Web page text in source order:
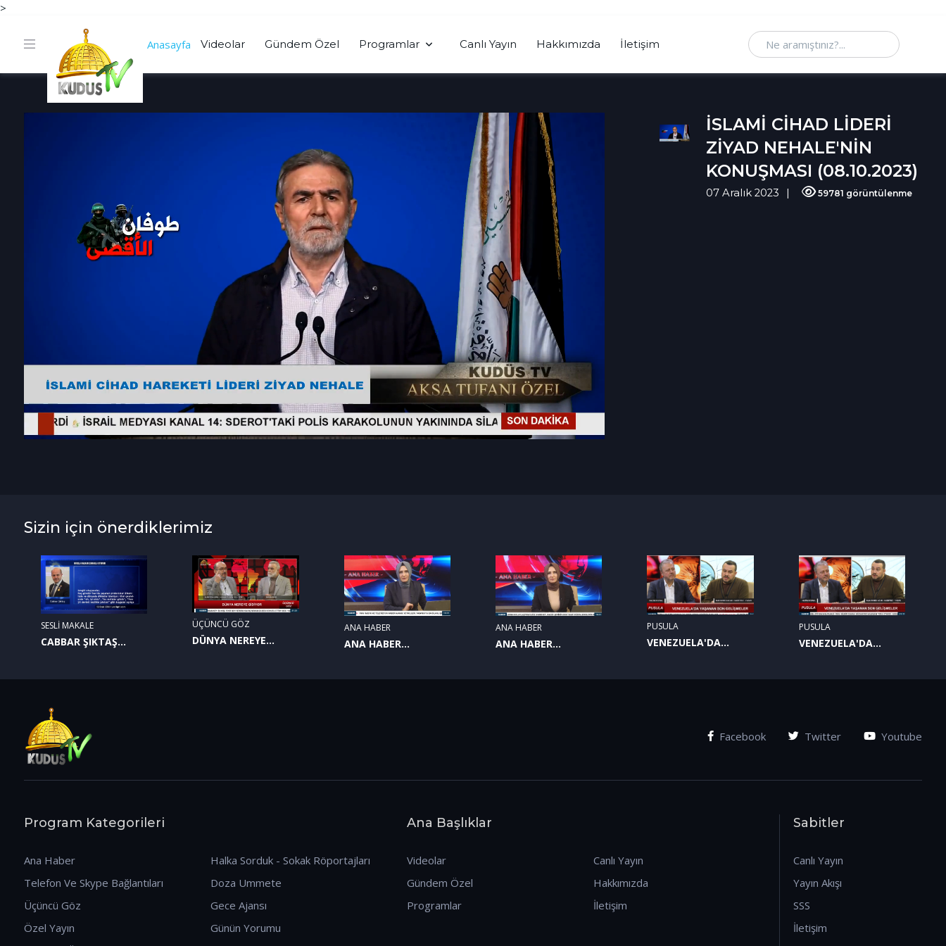
>
Anasayfa Videolar Gündem Özel Programlar Canlı Yayın Hakkımızda İletişim Ne aramıştınız
İSLAMİ CİHAD LİDERİ
ZİYAD NEHALE'NİN
KONUŞMASI (08.10.2023)
07 Aralık 2023 59781 görüntülenme
Sizin için önerdiklerimiz
SESLİ MAKALE
CABBAR ŞIKTAŞ
ÜÇÜNCÜ GÖZ
DÜNYA NEREYE
ANA HABER
ANA HABER
ANA HABER
ANA HABER
PUSULA
VENEZUELA'DA
PUSULA
VENEZUELA'DA
Facebook Twitter Youtube
Program Kategorileri
Ana Haber
Telefon Ve Skype Bağlantıları
Üçüncü Göz
Özel Yayın
Halka Sorduk - Sokak Röportajları
Doza Ummete
Gece Ajansı
Günün Yorumu
Ana Başlıklar
Videolar
Gündem Özel
Programlar
Canlı Yayın
Hakkımızda
İletişim
Sabitler
Canlı Yayın
Yayın Akışı
SSS
İletişim